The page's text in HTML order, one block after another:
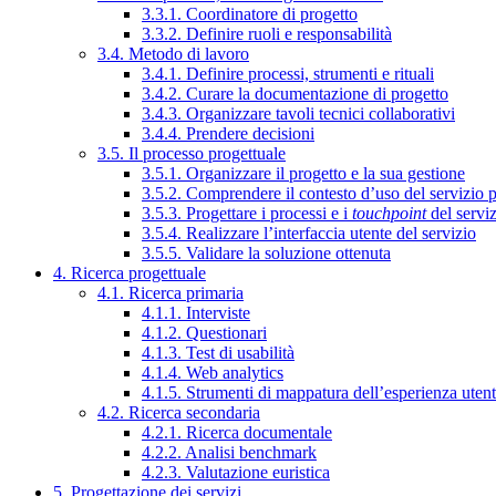
3.3.1. Coordinatore di progetto
3.3.2. Definire ruoli e responsabilità
3.4. Metodo di lavoro
3.4.1. Definire processi, strumenti e rituali
3.4.2. Curare la documentazione di progetto
3.4.3. Organizzare tavoli tecnici collaborativi
3.4.4. Prendere decisioni
3.5. Il processo progettuale
3.5.1. Organizzare il progetto e la sua gestione
3.5.2. Comprendere il contesto d’uso del servizio
3.5.3. Progettare i processi e i touchpointdel
3.5.4. Realizzare l’interfaccia utente del servizio
3.5.5. Validare la soluzione ottenuta
4. Ricerca progettuale
4.1. Ricerca primaria
4.1.1. Interviste
4.1.2. Questionari
4.1.3. Test di usabilità
4.1.4. Web analytics
4.1.5. Strumenti di mappatura dell’esperienza
4.2. Ricerca secondaria
4.2.1. Ricerca documentale
4.2.2. Analisi benchmark
4.2.3. Valutazione euristica
5. Progettazione dei servizi